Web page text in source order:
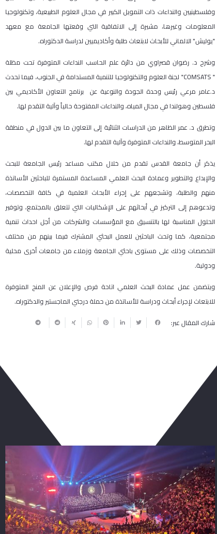
وفلسطينيين والنداءات ذات التمويل الكبير في مجال العلوم الطبيعية، وتكنولوجيا
المعلومات وغيرها، مشيرة إلى الاتفاقية التي وقعتها الجامعة مع معهد
"يوليش" الالماني للأبحاث لابتعاث طلبة وأكاديميين لدراسة الدكتوراه.
وشرح د. رضوان قصراوي من دائرة علم الحاسب النداءات المتوفرة تحت مظلة
" COMSATS" لجنة العلوم والتكنولوجيا للتنمية المستدامة في الجنوب، فيما تحدث
د.عامر مرعي رئيس وحدة الجودة والنوعية عن برنامج التعاون الأكاديمي بين
فلسطين وهولندا في مجال المياه، والنداءات المفتوحة حالياً وآلية التقدم لها.
وتطرق د. عمر الظاهر من الدراسات الثنائية إلى التعاون ما بين الدول في منطقة
البحر المتوسط، والنداءات المتوفرة وآلية التقدم لها.
يذكر أن جامعة القدس تقدم من خلال مكتب مساعد رئيس الجامعة للبحث
والإبداع والتطوير وعمادة البحث العلمي المساعدة المستمرة للباحثين الأساتذة
منهم والطلبة، وتشجعهم على إجراء الأبحاث العلمية في كافة التخصصات،
وتدعوهم إلى التركيز في أبحاثهم على الإشكاليات التي تتعلق بالمجتمع، وتوفير
الحلول المناسبة لها بالتنسيق مع المؤسسات والشركات من أجل احداث تنمية
مجتمعية، كما وتحث الباحثين للعمل البحثي المشترك فيما بينهم من مختلف
التخصصات وذلك على مستوى باحثي الجامعة وزملاء من جامعات أخرى محلية
ودولية.
ويتضمن عمل عمادة البحث العلمي اتاحة فرص والإعلان عن المنح المتوفرة
للابتعاث لإجراء أبحاث ودراسة للأساتذة من حملة درجتي الماجستير والدكتوراه.
شارك المقال عبر: